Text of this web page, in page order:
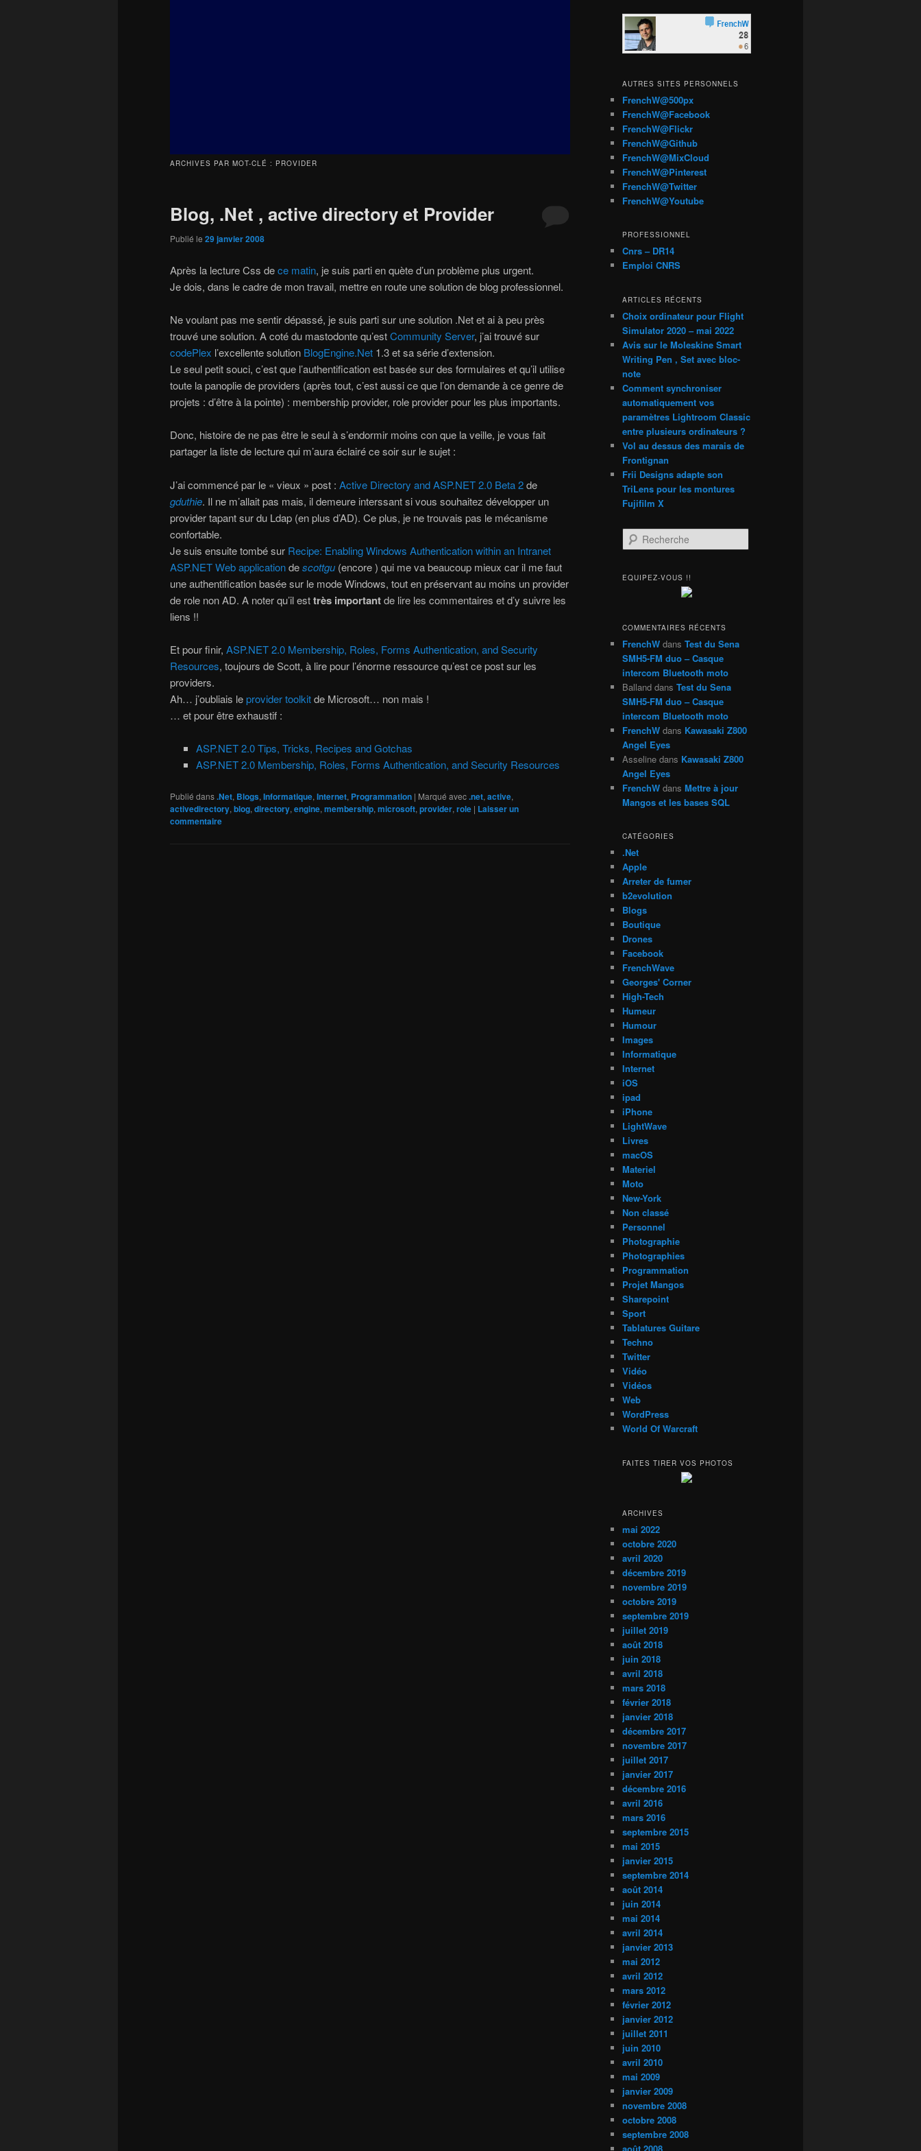
ARCHIVES PAR MOT-CLÉ : PROVIDER
Blog, .Net , active directory et Provider
Publié le 29 janvier 2008
Après la lecture Css dece matin, je suis parti en quète d’un problème plus urgent.
Je dois, dans le cadre de mon travail, mettre en route une solution de blog professionnel.
Ne voulant pas me sentir dépassé, je suis parti sur une solution .Net et ai à peu près
trouvé une solution. A coté du mastodonte qu’estCommunity Server, j’ai trouvé sur
codePlex l’excellente solution BlogEngine.Net 1.3 et sa série d’extension.
Le seul petit souci, c’est que l’authentification est basée sur des formulaires et qu’il utilise
toute la panoplie de providers (après tout, c’est aussi ce que l’on demande à ce genre de
projets : d’être à la pointe) : membership provider, role provider pour les plus importants.
Donc, histoire de ne pas être le seul à s’endormir moins con que la veille, je vous fait
partager la liste de lecture qui m’aura éclairé ce soir sur le sujet :
J’ai commencé par le « vieux » post : Active Directory and ASP.NET 2.0 Beta 2de
gduthie. Il ne m’allait pas mais, il demeure interssant si vous souhaitez développer un
provider tapant sur du Ldap (en plus d’AD). Ce plus, je ne trouvais pas le mécanisme
confortable.
Je suis ensuite tombé sur Recipe: Enabling Windows Authentication within an Intranet
ASP.NET Web applicationdescottgu (encore ) qui me va beaucoup mieux car il me faut
une authentification basée sur le mode Windows, tout en préservant au moins un provider
de role non AD. A noter qu’il esttrès importantde lire les commentaires et d’y suivre les
liens !!
Et pour finir, ASP.NET 2.0 Membership, Roles, Forms Authentication, and Security
Resources, toujours de Scott, à lire pour l’énorme ressource qu’est ce post sur les
providers.
Ah… j’oubliais leprovider toolkitde Microsoft… non mais !
… et pour être exhaustif :
ASP.NET 2.0 Tips, Tricks, Recipes and Gotchas
ASP.NET 2.0 Membership, Roles, Forms Authentication, and Security Resources
Publié dans.Net, Blogs, Informatique, Internet, Programmation | Marqué avec.net, active,
activedirectory, blog, directory, engine, membership, microsoft, provider, role | Laisser un
commentaire
AUTRES SITES PERSONNELS
FrenchW@500px
FrenchW@Facebook
FrenchW@Flickr
FrenchW@Github
FrenchW@MixCloud
FrenchW@Pinterest
FrenchW@Twitter
FrenchW@Youtube
PROFESSIONNEL
Cnrs – DR14
Emploi CNRS
ARTICLES RÉCENTS
Choix ordinateur pour Flight
Simulator 2020 – mai 2022
Avis sur le Moleskine Smart
Writing Pen , Set avec bloc-
note
Comment synchroniser
automatiquement vos
paramètres Lightroom Classic
entre plusieurs ordinateurs ?
Vol au dessus des marais de
Frontignan
Frii Designs adapte son
TriLens pour les montures
Fujifilm X
e
h
h
e
EQUIPEZ-VOUS !!
COMMENTAIRES RÉCENTS
FrenchW dans Test du Sena
SMH5-FM duo – Casque
intercom Bluetooth moto
Balland dans Test du Sena
SMH5-FM duo – Casque
intercom Bluetooth moto
FrenchW dans Kawasaki Z800
Angel Eyes
Asseline dans Kawasaki Z800
Angel Eyes
FrenchW dans Mettre à jour
Mangos et les bases SQL
CATÉGORIES
.Net
Apple
Arreter de fumer
b2evolution
Blogs
Boutique
Drones
Facebook
FrenchWave
Georges' Corner
High-Tech
Humeur
Humour
Images
Informatique
Internet
iOS
ipad
iPhone
LightWave
Livres
macOS
Materiel
Moto
New-York
Non classé
Personnel
Photographie
Photographies
Programmation
Projet Mangos
Sharepoint
Sport
Tablatures Guitare
Techno
Twitter
Vidéo
Vidéos
Web
WordPress
World Of Warcraft
FAITES TIRER VOS PHOTOS
ARCHIVES
mai 2022
octobre 2020
avril 2020
décembre 2019
novembre 2019
octobre 2019
septembre 2019
juillet 2019
août 2018
juin 2018
avril 2018
mars 2018
février 2018
janvier 2018
décembre 2017
novembre 2017
juillet 2017
janvier 2017
décembre 2016
avril 2016
mars 2016
septembre 2015
mai 2015
janvier 2015
septembre 2014
août 2014
juin 2014
mai 2014
avril 2014
janvier 2013
mai 2012
avril 2012
mars 2012
février 2012
janvier 2012
juillet 2011
juin 2010
avril 2010
mai 2009
janvier 2009
novembre 2008
octobre 2008
septembre 2008